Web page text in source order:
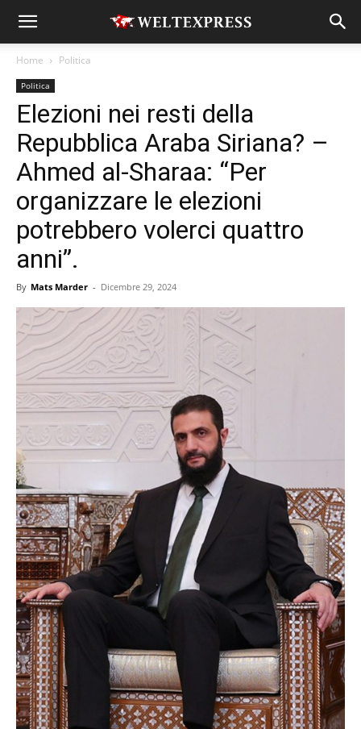
Home Politica
Politica
Elezioni nei resti della
Repubblica Araba Siriana? –
Ahmed al-Sharaa: “Per
organizzare le elezioni
potrebbero volerci quattro
anni”.
By Mats Marder - Dicembre 29, 2024